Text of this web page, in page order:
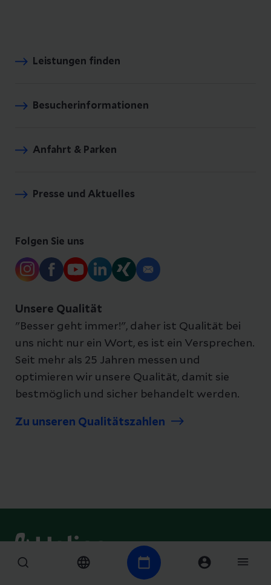
Leistungen finden
Besucherinformationen
Anfahrt & Parken
Presse und Aktuelles
Folgen Sie uns
Unsere Qualität
"Besser geht immer!", daher ist Qualität bei
uns nicht nur ein Wort, es ist ein Versprechen.
Seit mehr als 25 Jahren messen und
optimieren wir unsere Qualität, damit sie
bestmöglich und sicher behandelt werden.
Zu unseren Qualitätszahlen
Höchste Qualität erreichen wir durch